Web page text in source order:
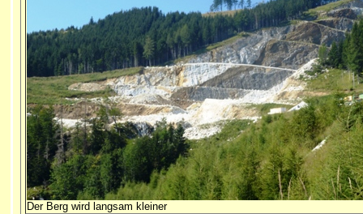
Der Berg wird langsam kleiner